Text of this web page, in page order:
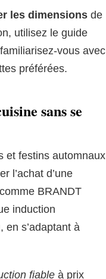
les dimensions de
utilisez le guide
vous avec
préférées.
sans se
et festins automnaux
l’achat d’une
comme BRANDT
induction
en s’adaptant à
fiable à prix